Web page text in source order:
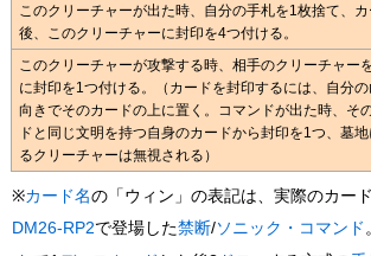
このクリーチャーが出た時、自分の手札を1枚捨て、
後、このクリーチャーに封印を4つ付ける。
このクリーチャーが攻撃する時、相手のクリーチャー
に封印を1つ付ける。（カードを封印するには、自分
向きでそのカードの上に置く。コマンドが出た時、そ
ドと同じ文明を持つ自身のカードから封印を1つ、墓
るクリーチャーは無視される）
※カード名の「ウィン」の表記は、実際のカー
DM26-RP2で登場した禁断/ソニック・コマンド